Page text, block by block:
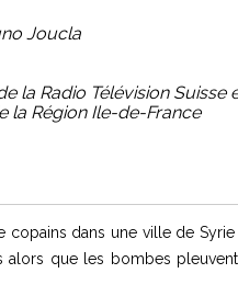
Joucla
la Radio Télévision Suisse
la Région Ile-de-France
copains dans une ville de
que les bombes